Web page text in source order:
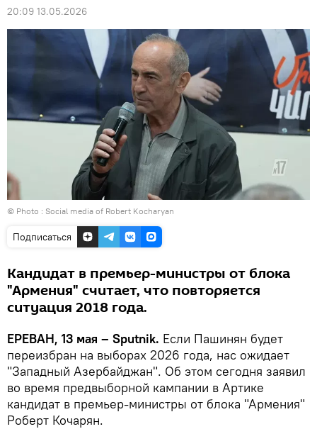
20:09 13.05.2026
© Photo : Social media of Robert Kocharyan
Подписаться
Кандидат в премьер-министры от блока
"Армения" считает, что повторяется
ситуация 2018 года.
ЕРЕВАН, 13 мая – Sputnik. Если Пашинян будет
переизбран на выборах 2026 года, нас ожидает
"Западный Азербайджан". Об этом сегодня заявил
во время предвыборной кампании в Артике
кандидат в премьер-министры от блока "Армения"
Роберт Кочарян.